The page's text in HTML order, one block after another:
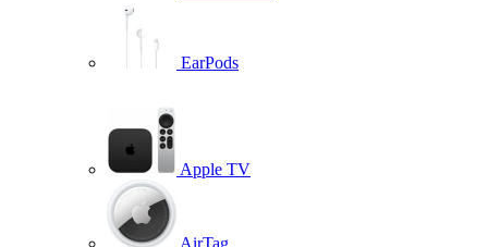
EarPods
Apple TV